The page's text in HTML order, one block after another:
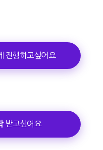
진행하고싶어요
받고싶어요